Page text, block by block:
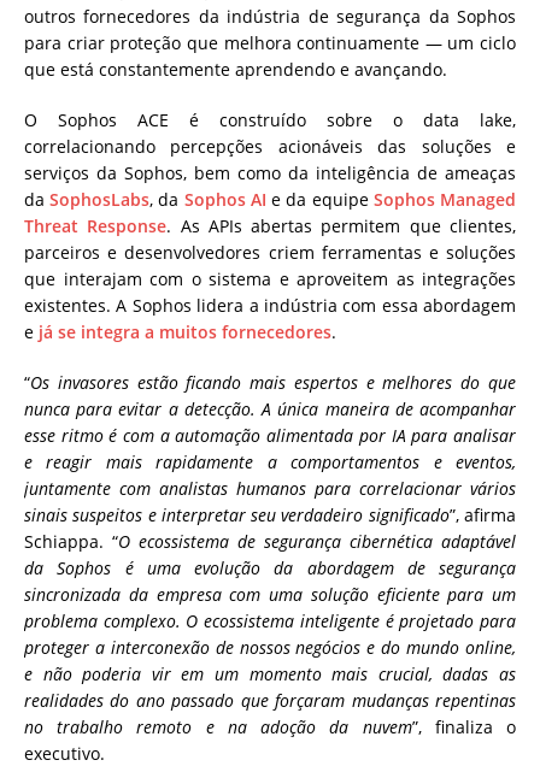
outros fornecedores da indústria de segurança da Sophos
para criar proteção que melhora continuamente — um ciclo
que está constantemente aprendendo e avançando.
O Sophos ACE é construído sobre o data lake,
correlacionando percepções acionáveis das soluções e
serviços da Sophos, bem como da inteligência de ameaças
daSophosLabs, da Sophos AI e da equipe Sophos Managed
Threat Response. As APIs abertas permitem que clientes,
parceiros e desenvolvedores criem ferramentas e soluções
que interajam com o sistema e aproveitem as integrações
existentes. A Sophos lidera a indústria com essa abordagem
e já se integra a muitos fornecedores.
“Os invasores estão ficando mais espertos e melhores do que
nunca para evitar a detecção. A única maneira de acompanhar
esse ritmo é com a automação alimentada por IA para analisar
e reagir mais rapidamente a comportamentos e eventos,
juntamente com analistas humanos para correlacionar vários
sinais suspeitos e interpretar seu verdadeiro significado”, afirma
Schiappa. “O ecossistema de segurança cibernética adaptável
da Sophos é uma evolução da abordagem de segurança
sincronizada da empresa com uma solução eficiente para um
problema complexo. O ecossistema inteligente é projetado para
proteger a interconexão de nossos negócios e do mundo online,
e não poderia vir em um momento mais crucial, dadas as
realidades do ano passado que forçaram mudanças repentinas
no trabalho remoto e na adoção da nuvem”, finaliza o
executivo.